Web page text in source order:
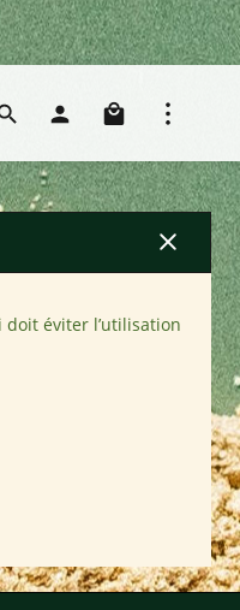
Le